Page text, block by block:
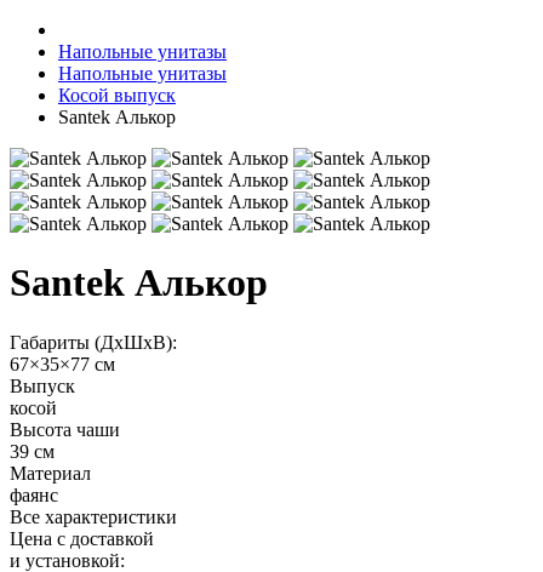
Напольные унитазы
Напольные унитазы
Косой выпуск
Santek Алькор
Santek Алькор
Габариты (ДхШхВ):
67×35×77 см
Выпуск
косой
Высота чаши
39 см
Материал
фаянс
Все характеристики
Цена с доставкой
и установкой: